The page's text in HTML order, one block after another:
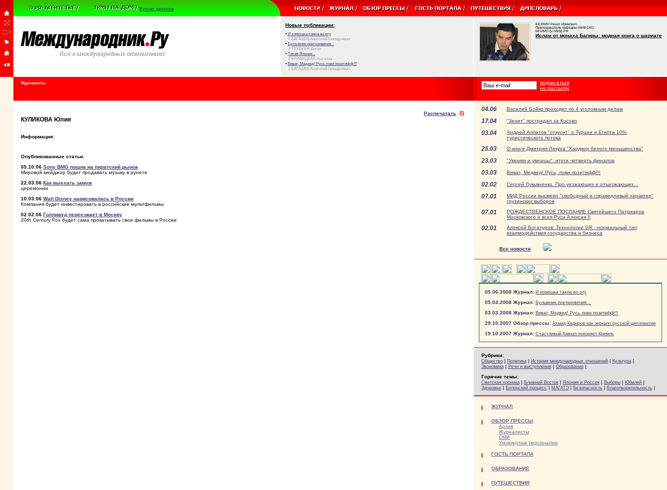
Куплю диплом
Новые публикации:
• И корюшка таяла во рту
// БАТАШЕВ Анатолий Геннадьевич
• Булыжник преткновения...
// ТРУБКИН Антон
• Тихая Япония...
// КРИВИЦКАЯ Наталия
• Виват, Медвед! Русь лови позитифф!!!
// БАТАШЕВ Анатолий Геннадьевич
БЕККИН Ренат Ирикович
Преподаватель кафедры ЮНЕСКО
МГИМО (у) МИД РФ
Ислам от монаха Багиры: модная книга о шариате
Журналисты
подписаться
на рассылку
Распечатать
КУЛИКОВА Юлия
Информация:
Опубликованные статьи:
05.10.06 Sony BMG пошла на пиратский рынок
Мировой мейджор будет продавать музыку в рунете
22.03.06 Как выехать замуж
церемонии
10.03.06 Walt Disney нарисовалась в России
Компания будет инвестировать в российские мультфильмы
02.02.06 Голливуд переезжает в Москву
20th Century Fox будет сама прокатывать свои фильмы в России
04.06 Василий Бойко проходит по 4 уголовным делам
17.04 "Зенит" пострадал за Косово
03.04
Андрей Алпатов "откусит" о Турции и Египта 10%
туристического потока
25.03 О книге Дмитрия Лекуха "Хардкор белого меньшинства"
23.03 "Умники и умницы": итоги четверть финалов
03.03 Виват, Медвед! Русь, лови позитифф!!!
02.02 Сергей Лукьяненко. Про уезжающих и отъезжающих...
07.01
МИД России высмеял "свободный и справедливый характер"
грузинских выборов
07.01
РОЖДЕСТВЕНСКОЕ ПОСЛАНИЕ Святейшего Патриарха
Московского и всея Руси Алексия II
02.01
Алексей Богатуров: Технологии GR - нормальный тип
взаимодействия государства и бизнеса
Все новости
05.06.2008 Журнал: И корюшка таяла во рту
05.04.2008 Журнал: Булыжник преткновения...
03.03.2008 Журнал: Виват, Медвед! Русь лови позитифф!!!
29.10.2007 Обзор прессы: Ахмад Кадыров как зеркало русской дипломатии
19.10.2007 Журнал: Счастливый Кавказ покоряет Кремль
Рубрики:
Общество | Политика | История международных отношений | Культура |
Экономика | Речи и выступления | Образование |
Горячие темы:
Светская хроника | Ближний Восток | Япония и Россия | Выборы | Юбилей |
Здоровье | Болонский процесс | МАГАТЭ | Безопасность | Благотворительность |
ЖУРНАЛ
ОБЗОР ПРЕССЫ
Архив
Журналисты
СМИ
Упомянутые персоналии
ГОСТЬ ПОРТАЛА
ОБРАЗОВАНИЕ
ПУТЕШЕСТВИЯ